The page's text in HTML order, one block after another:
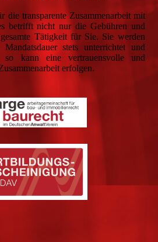
die transparente Zusammenarbeit mit
betrifft nicht nur die Gebühren und
Tätigkeit für Sie. Sie werden
stets unterrichtet und
so kann eine vertrauensvolle und
erfolgen.